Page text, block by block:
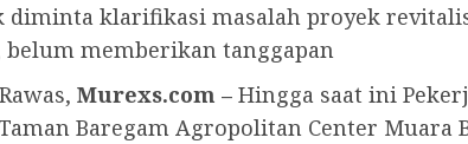
diminta klarifikasi masalah proyek
belum memberikan tanggapan
Murexs.com – Hingga saat ini
Baregam Agropolitan Center Muara